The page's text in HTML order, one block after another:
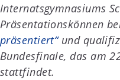
Internatsgymnasiums
Präsentationskönnen
präsentiert“ und
Bundesfinale, das am
stattfindet.